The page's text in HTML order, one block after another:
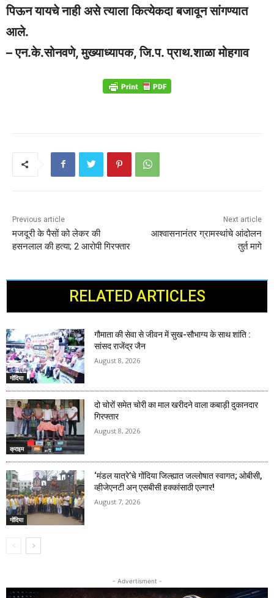
पिऊन यायचे नाही असे त्याला कित्येकदा बजावून सांगण्यात
आले.
– एन.के.सोनवणे, मुख्याध्यापक, जि.प. प्राथ.शाळा मोहगाव
Previous article
मजदूरी के पैसों को लेकर की
हसनलाल की हत्या; 2 आरोपी गिरफ्तार
Next article
आश्वासनानंतर ग्रामस्थांचे आंदोलन
तुर्त मागे
RELATED ARTICLES
गोंदिया
गौमाता की सेवा से जीवन में सुख-सौभाग्य के साथ शांति :
सांसद राजेंद्र जैन
August 8, 2026
क्राइम
दो चोरों समेत चोरी का माल खरीदने वाला कबाड़ी दुकानदार
गिरफ्तार
August 8, 2026
गोंदिया
‘मंडल यात्रे’चे गोंदिया जिल्ह्यात जल्लोषात स्वागत; ओबीसी,
व्हीजेएनटी अन् एसबीसी हक्कांसाठी एल्गार!
August 7, 2026
- Advertisment -